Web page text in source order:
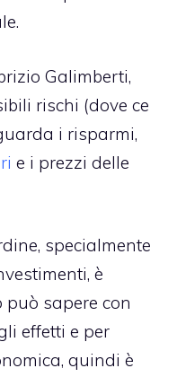
Galimberti,
rischi (dove ce
i risparmi,
e i prezzi delle
specialmente
è
sapere con
effetti e per
quindi è